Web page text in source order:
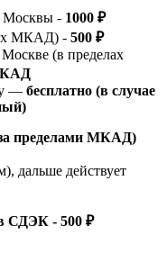
Москвы - 1000 ₽
МКАД) - 500 ₽
(в пределах
— бесплатно (в случае
пределами МКАД)
дальше действует
СДЭК - 500 ₽